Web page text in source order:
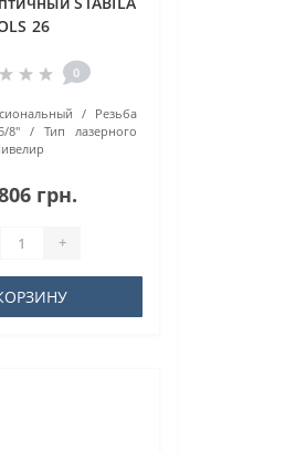
26
0
Резьба
5/8''
Тип лазерного
грн.
+